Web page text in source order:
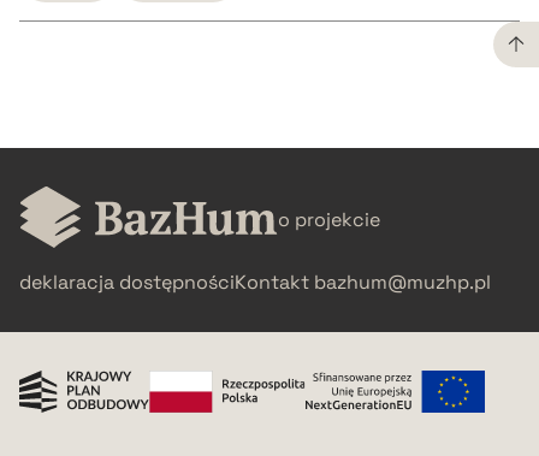
BIBTEX
o projekcie
deklaracja dostępnościKontakt bazhum@muzhp.pl